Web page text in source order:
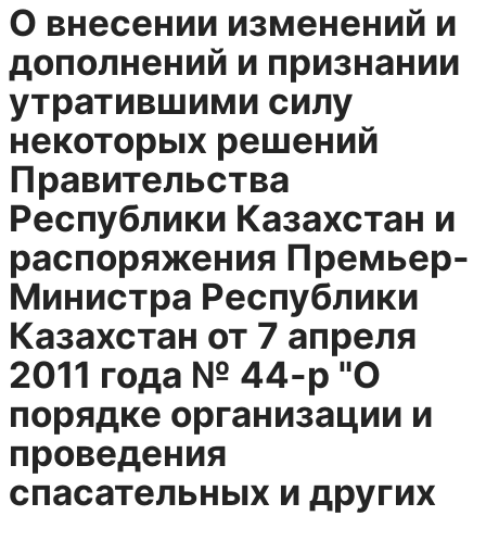
О внесении изменений и
дополнений и признании
утратившими силу
некоторых решений
Правительства
Республики Казахстан и
распоряжения Премьер-
Министра Республики
Казахстан от 7 апреля
2011 года № 44-р "О
порядке организации и
проведения
спасательных и других